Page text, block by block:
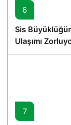
6
Sis
Ulaşımı
7